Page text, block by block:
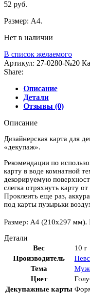
52 руб.
Размер: А4.
Нет в наличии
В список желаемого
Артикул: 27-0280-№20
Share:
Описание
Детали
Отзывы (0)
Описание
Дизайнерская карта для
«декупаж».
Рекомендации по
карту в воде комнатной
декорируемую
слегка отряхнуть карту
Проклеить еще раз,
под карты пузырьки
Размер: А4 (210х297 мм).
Детали
Вес
10 г
Производитель
Тема
Цвет
Декупажные карты